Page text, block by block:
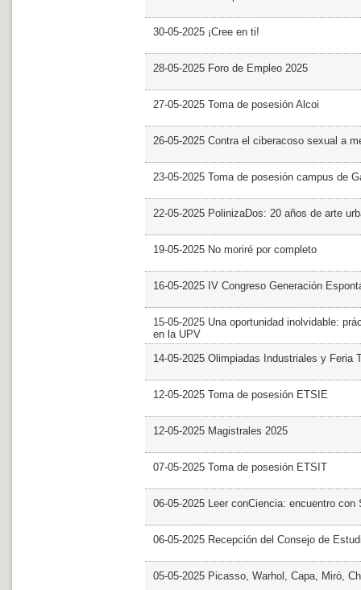
30-05-2025 ¡Cree en ti!
28-05-2025 Foro de Empleo 2025
27-05-2025 Toma de posesión Alcoi
26-05-2025 Contra el ciberacoso sexual a
23-05-2025 Toma de posesión campus de
22-05-2025 PolinizaDos: 20 años de arte
19-05-2025 No moriré por completo
16-05-2025 IV Congreso Generación
15-05-2025 Una oportunidad inolvidable:
en la UPV
14-05-2025 Olimpiadas Industriales y Feria
12-05-2025 Toma de posesión ETSIE
12-05-2025 Magistrales 2025
07-05-2025 Toma de posesión ETSIT
06-05-2025 Leer conCiencia: encuentro con
06-05-2025 Recepción del Consejo de
05-05-2025 Picasso, Warhol, Capa, Miró,